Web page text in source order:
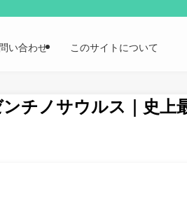
い合わせ このサイトについて
ンチノサウルス｜史上